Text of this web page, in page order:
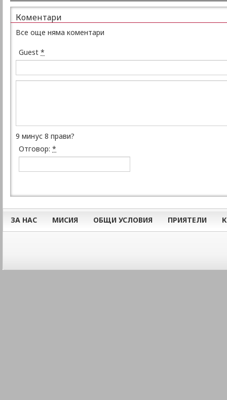
Коментари
Все още няма коментари
Guest *
9 минус 8 прави?
Отговор: *
ЗА НАС МИСИЯ ОБЩИ УСЛОВИЯ ПРИЯТЕЛИ